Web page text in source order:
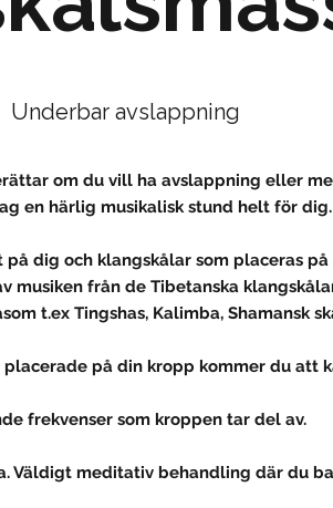
Underbar avslappning
om du vill ha avslappning eller
en härlig musikalisk stund helt för dig.
dig och klangskålar som placeras
musiken från de Tibetanska
t.ex Tingshas, Kalimba, Shamansk
på din kropp kommer du att
frekvenser som kroppen tar del av.
Väldigt meditativ behandling där du